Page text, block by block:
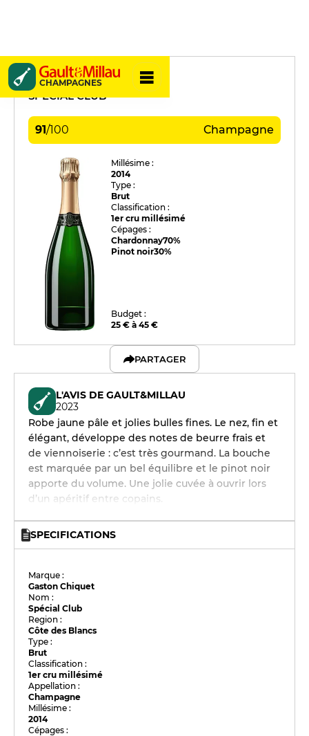
CHAMPAGNES
Gaston Chiquet
SPÉCIAL CLUB
91/100 Champagne
Millésime :
2014
Type :
Brut
Classification :
1er cru millésimé
Cépages :
Chardonnay70%
Pinot noir30%
Budget :
25 € à 45 €
PARTAGER
L'AVIS DE GAULT&MILLAU
2023
Robe jaune pâle et jolies bulles fines. Le nez, fin et
élégant, développe des notes de beurre frais et
de viennoiserie : c’est très gourmand. La bouche
est marquée par un bel équilibre et le pinot noir
apporte du volume. Une jolie cuvée à ouvrir lors
d’un apéritif entre copains.
SPECIFICATIONS
Marque :
Gaston Chiquet
Nom :
Spécial Club
Region :
Côte des Blancs
Type :
Brut
Classification :
1er cru millésimé
Appellation :
Champagne
Millésime :
2014
Cépages :